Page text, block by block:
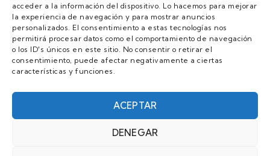
acceder a la información del dispositivo. Lo hacemos para mejorar
la experiencia de navegación y para mostrar anuncios
personalizados. El consentimiento a estas tecnologías nos
permitirá procesar datos como el comportamiento de navegación
o los ID's únicos en este sitio. No consentir o retirar el
consentimiento, puede afectar negativamente a ciertas
características y funciones.
ACEPTAR
DENEGAR
MENU
Quienes Somos
Guias
Contacto
Únete